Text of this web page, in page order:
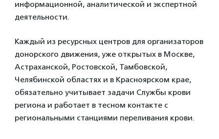
информационной, аналитической и экспертной
деятельности.
Каждый из ресурсных центров для организаторов
донорского движения, уже открытых в Москве,
Астраханской, Ростовской, Тамбовской,
Челябинской областях и в Красноярском крае,
обязательно учитывает задачи Службы крови
региона и работает в тесном контакте с
региональными станциями переливания крови.